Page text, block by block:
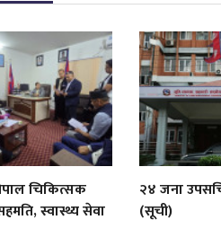
चिकित्सक
स्वास्थ्य सेवा
२४ जना
(सूची)